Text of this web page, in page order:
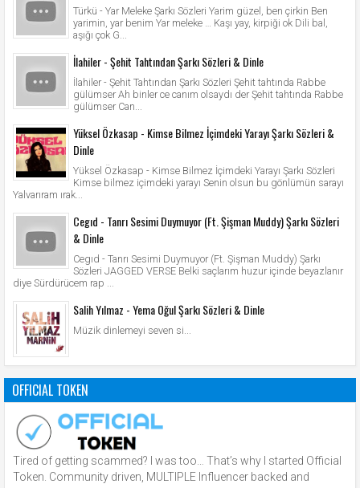
Türkü - Yar Meleke Şarkı Sözleri Yarim güzel, ben çirkin Ben
yarimin, yar benim Yar meleke … Kaşı yay, kirpiği ok Dili bal,
aşığı çok G...
İlahiler - Şehit Tahtından Şarkı Sözleri & Dinle
İlahiler - Şehit Tahtından Şarkı Sözleri Şehit tahtında Rabbe
gülümser Ah binler ce canım olsaydı der Şehit tahtında Rabbe
gülümser Can...
Yüksel Özkasap - Kimse Bilmez İçimdeki Yarayı Şarkı Sözleri &
Dinle
Yüksel Özkasap - Kimse Bilmez İçimdeki Yarayı Şarkı Sözleri
Kimse bilmez içimdeki yarayı Senin olsun bu gönlümün sarayı
Yalvarıram ırak...
Cegıd - Tanrı Sesimi Duymuyor (Ft. Şişman Muddy) Şarkı Sözleri
& Dinle
Cegıd - Tanrı Sesimi Duymuyor (Ft. Şişman Muddy) Şarkı
Sözleri JAGGED VERSE Belki saçlarım huzur içinde beyazlanır
diye Sürdürücem rap ...
Salih Yılmaz - Yema Oğul Şarkı Sözleri & Dinle
Müzik dinlemeyi seven si...
OFFICIAL TOKEN
Tired of getting scammed? I was too… That’s why I started Official
Token. Community driven, MULTIPLE Influencer backed and